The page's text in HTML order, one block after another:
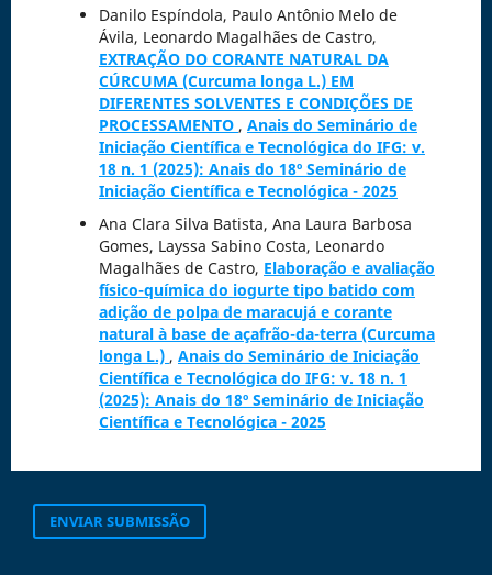
Danilo Espíndola, Paulo Antônio Melo de
Ávila, Leonardo Magalhães de Castro,
EXTRAÇÃO DO CORANTE NATURAL DA
CÚRCUMA (Curcuma longa L.) EM
DIFERENTES SOLVENTES E CONDIÇÕES DE
PROCESSAMENTO , Anais do Seminário de
Iniciação Científica e Tecnológica do IFG: v.
18 n. 1 (2025): Anais do 18º Seminário de
Iniciação Científica e Tecnológica - 2025
Ana Clara Silva Batista, Ana Laura Barbosa
Gomes, Layssa Sabino Costa, Leonardo
Magalhães de Castro, Elaboração e avaliação
físico-química do iogurte tipo batido com
adição de polpa de maracujá e corante
natural à base de açafrão-da-terra (Curcuma
longa L.) , Anais do Seminário de Iniciação
Científica e Tecnológica do IFG: v. 18 n. 1
(2025): Anais do 18º Seminário de Iniciação
Científica e Tecnológica - 2025
ENVIAR SUBMISSÃO